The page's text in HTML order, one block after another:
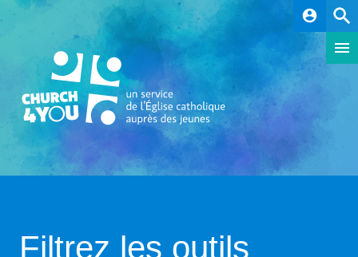
account_circle
Filtrez les outils